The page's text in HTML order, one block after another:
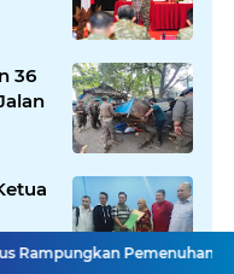
36
Pemenuhan Layanan Dasar